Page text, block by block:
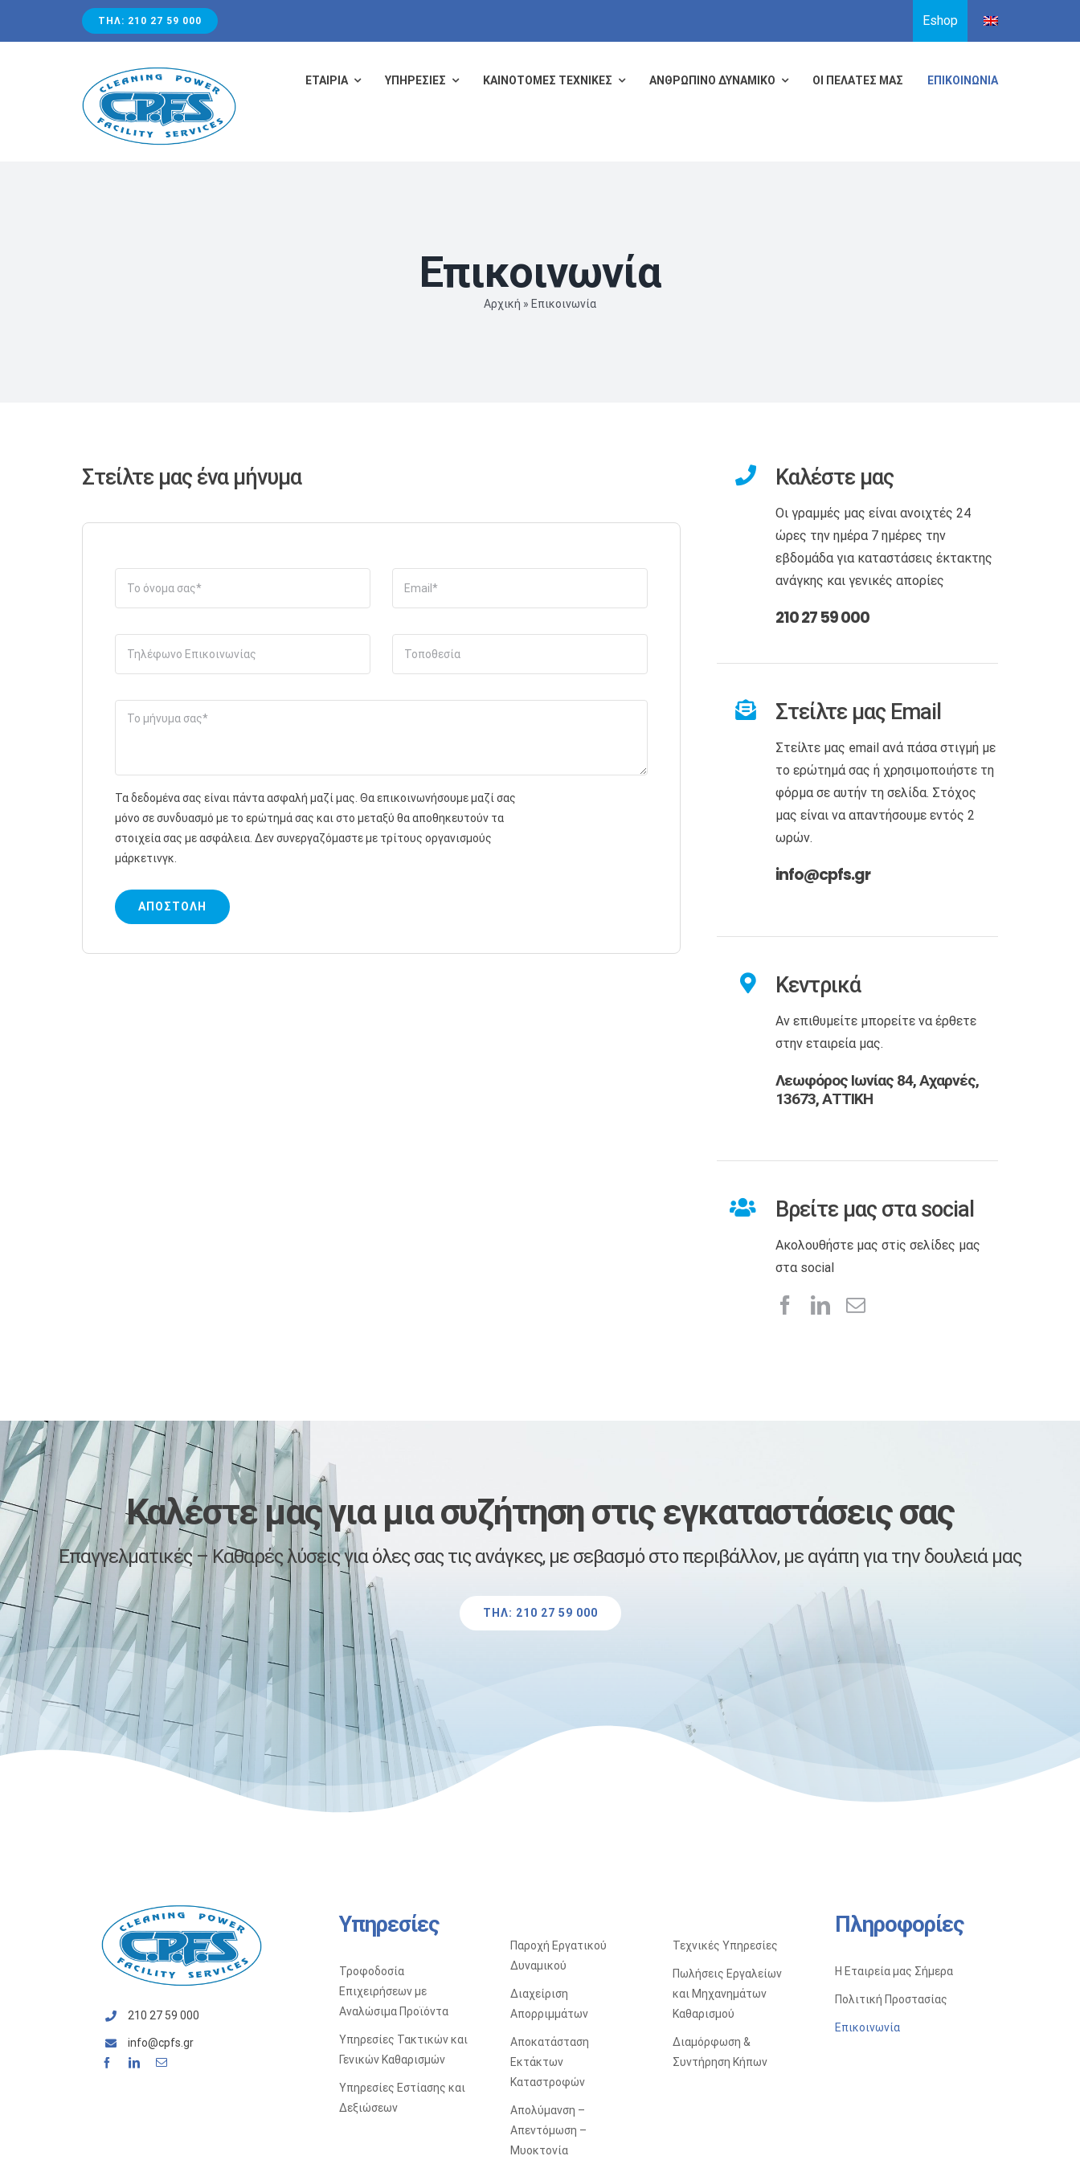
ΤΗΛ: 210 27 59 000 Eshop
ΕΤΑΙΡΙΑ ΥΠΗΡΕΣΙΕΣ ΚΑΙΝΟΤΟΜΕΣ ΤΕΧΝΙΚΕΣ ΑΝΘΡΩΠΙΝΟ ΔΥΝΑΜΙΚΟ ΟΙ ΠΕΛΑΤΕΣ ΜΑΣ ΕΠΙΚΟΙΝΩΝΙΑ
Επικοινωνία
Αρχική » Επικοινωνία
Στείλτε μας ένα μήνυμα
Τα δεδομένα σας είναι πάντα ασφαλή μαζί μας. Θα επικοινωνήσουμε μαζί σας
μόνο σε συνδυασμό με το ερώτημά σας και στο μεταξύ θα αποθηκευτούν τα
στοιχεία σας με ασφάλεια. Δεν συνεργαζόμαστε με τρίτους οργανισμούς
μάρκετινγκ.
ΑΠΟΣΤΟΛΉ
Καλέστε μας
Οι γραμμές μας είναι ανοιχτές 24
ώρες την ημέρα 7 ημέρες την
εβδομάδα για καταστάσεις έκτακτης
ανάγκης και γενικές απορίες
210 27 59 000
Στείλτε μας Email
Στείλτε μας email ανά πάσα στιγμή με
το ερώτημά σας ή χρησιμοποιήστε τη
φόρμα σε αυτήν τη σελίδα. Στόχος
μας είναι να απαντήσουμε εντός 2
ωρών.
info@cpfs.gr
Κεντρικά
Αν επιθυμείτε μπορείτε να έρθετε
στην εταιρεία μας.
Λεωφόρος Ιωνίας 84, Αχαρνές,
13673, ΑΤΤΙΚΗ
Βρείτε μας στα social
Ακολουθήστε μας στiς σελίδες μας
στα social
Καλέστε μας​για μια συζήτηση στις εγκαταστάσεις σας
Επαγγελματικές – Καθαρές λύσεις για όλες σας τις ανάγκες, με σεβασμό στο περιβάλλον, με αγάπη για την δουλειά μας
ΤΗΛ: 210 27 59 000
210 27 59 000
info@cpfs.gr
Υπηρεσίες
Τροφοδοσία
Επιχειρήσεων με
Αναλώσιμα Προϊόντα
Υπηρεσίες Τακτικών και
Γενικών Καθαρισμών
Υπηρεσίες Εστίασης και
Δεξιώσεων
Παροχή Εργατικού
Δυναμικού
Διαχείριση
Απορριμμάτων
Αποκατάσταση
Eκτάκτων
Kαταστροφών
Απολύμανση –
Απεντόμωση –
Μυοκτονία
Τεχνικές Υπηρεσίες
Πωλήσεις Eργαλείων
και Mηχανημάτων
Kαθαρισμού
Διαμόρφωση &
Συντήρηση Κήπων
Πληροφορίες
Η Εταιρεία μας Σήμερα
Πολιτική Προστασίας
Επικοινωνία